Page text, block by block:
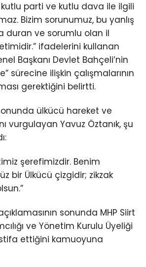
kutlu parti ve kutlu dava ile ilgili
Bizim sorunumuz, bu yanlış
duran ve sorumlu olan il
ifadelerini kullanan
Başkanı Devlet Bahçeli’nin
sürecine ilişkin çalışmalarının
gerektiğini belirtti.
ülkücü hareket ve
vurgulayan Yavuz Öztanık, şu
şerefimizdir. Benim
bir Ülkücü çizgidir; zikzak
sonunda MHP Siirt
ve Yönetim Kurulu Üyeliği
ettiğini kamuoyuna